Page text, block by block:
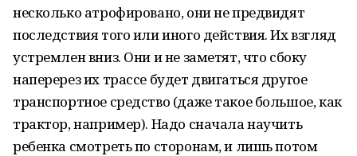
несколько атрофировано, они не предвидят
последствия того или иного действия. Их взгляд
устремлен вниз. Они и не заметят, что сбоку
наперерез их трассе будет двигаться другое
транспортное средство (даже такое большое, как
трактор, например). Надо сначала научить
ребенка смотреть по сторонам, и лишь потом